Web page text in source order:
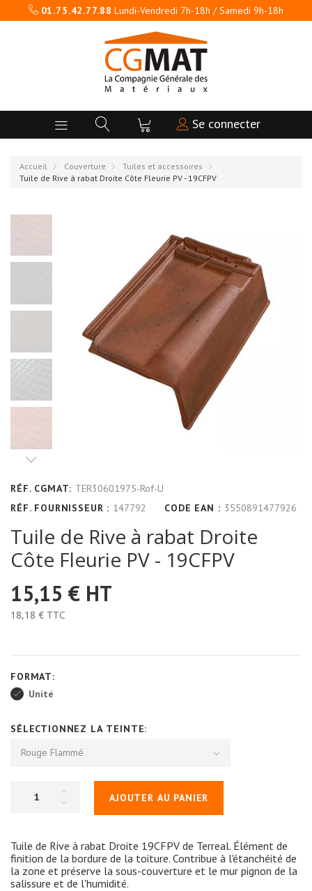
01.75.42.77.88 Lundi-Vendredi 7h-18h / Samedi 9h-18h
Se connecter
Accueil Couverture
Tuiles et accessoires
Tuile de Rive à rabat Droite Côte Fleurie PV - 19CFPV
RÉF. CGMAT: TER30601975-Rof-U
RÉF. FOURNISSEUR : 147792 CODE EAN : 3550891477926
Tuile de Rive à rabat Droite
Côte Fleurie PV - 19CFPV
15,15 € HT
18,18 € TTC
FORMAT:
Unité
SÉLECTIONNEZ LA TEINTE:
Rouge Flammé
AJOUTER AU PANIER
Tuile de Rive à rabat Droite 19CFPV de Terreal. Élément de
finition de la bordure de la toiture. Contribue à l'étanchéité de
la zone et préserve la sous-couverture et le mur pignon de la
salissure et de l'humidité.